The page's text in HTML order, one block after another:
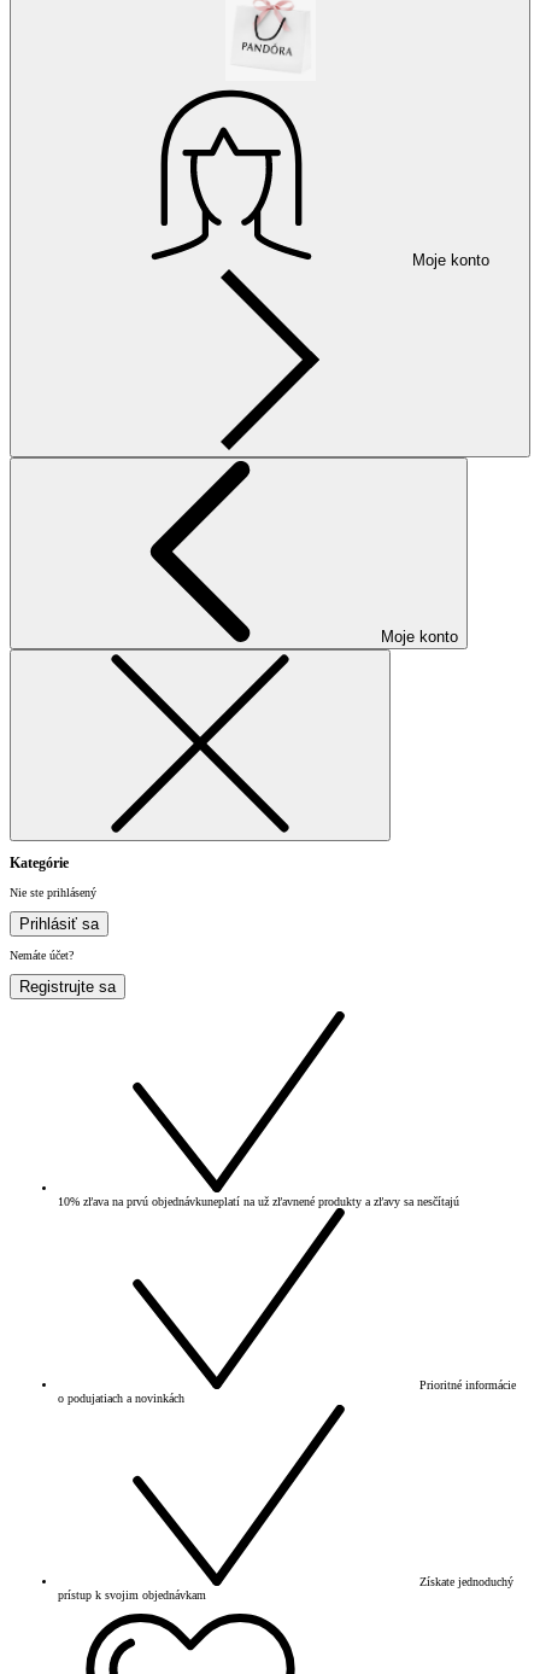
Moje konto
Moje konto
Kategórie
Nie ste prihlásený
Prihlásiť sa
Nemáte účet?
Registrujte sa
10% zľava na prvú objednávkuneplatí na už zľavnené produkty a zľavy sa nesčítajú
Prioritné informácie
o podujatiach a novinkách
Získate jednoduchý
prístup k svojim objednávkam